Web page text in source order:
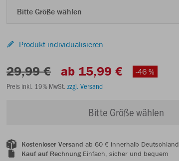
Bitte Größe wählen
Produkt individualisieren
29,99 € ab 15,99 €
-46 %
Preis inkl. 19% MwSt. zzgl. Versand
Bitte Größe wählen
Kostenloser Versand ab 60 € innerhalb Deutschland
Kauf auf RechnungEinfach, sicher und bequem